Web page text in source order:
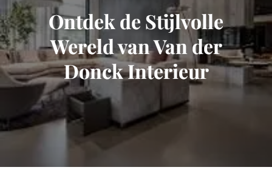
Ontdek de Stijlvolle
Wereld van Van der
Donck Interieur